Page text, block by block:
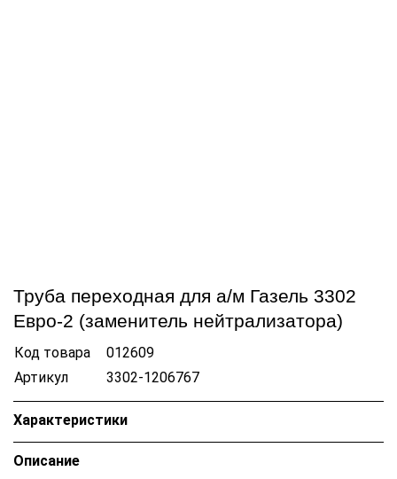
Труба переходная для а/м Газель 3302
Евро-2 (заменитель нейтрализатора)
Код товара
012609
Артикул
3302-1206767
Характеристики
Описание